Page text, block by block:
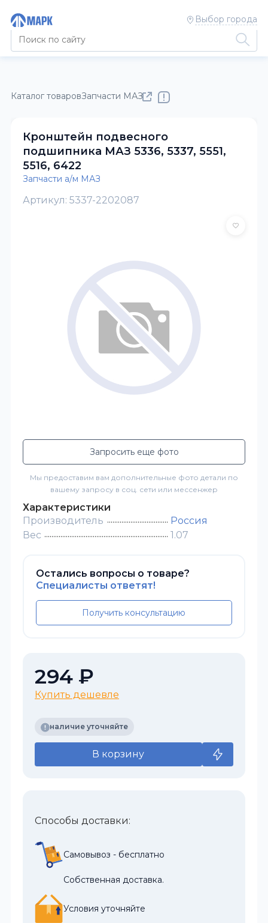
Выбор города
Каталог товаровЗапчасти МАЗ, НЕФАЗ, ЗИЛ, ГАЗ, ПАЗ, ВАЗ
Кронштейн подвесного
подшипника МАЗ 5336, 5337, 5551,
5516, 6422
Запчасти а/м МАЗ
Артикул: 5337-2202087
Запросить еще фото
Мы предоставим вам дополнительные фото детали по
вашему запросу в соц. сети или мессенжер
Характеристики
Производитель
Россия
Вес
1.07
Остались вопросы о товаре?
Специалисты ответят!
Получить консультацию
294 ₽
Купить дешевле
наличие уточняйте
В корзину
Способы доставки:
Самовывоз - бесплатно
Собственная доставка.
Условия уточняйте